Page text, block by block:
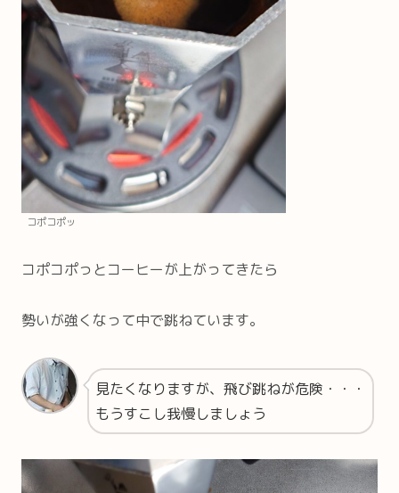
コポコポッ
コポコポっとコーヒーが上がってきたら
勢いが強くなって中で跳ねています。
見たくなりますが、飛び跳ねが危険・・・
もうすこし我慢しましょう